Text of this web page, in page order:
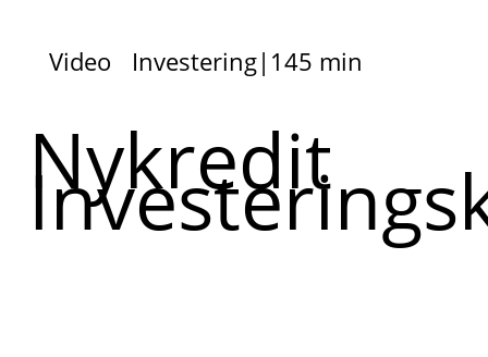
Video Investering| 145 min
Nykredit